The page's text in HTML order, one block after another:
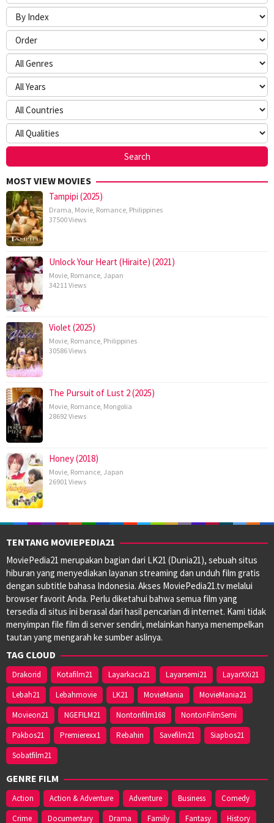
MOST VIEW MOVIES
Tampipi (2025)
Drama Movie Romance Philippines
37500 Views
Unlock Your Heart (Hiraite) (2021)
Movie Romance Japan
34211 Views
Violet (2025)
Movie Romance Philippines
30586 Views
The Pursuit of Lust 2 (2025)
Movie Romance Mongolia
28692 Views
Honey (2018)
Movie Romance Japan
26901 Views
TENTANG MOVIEPEDIA21
MoviePedia21 merupakan bagian dari LK21 (Dunia21), sebuah situs
hiburan yang menyediakan layanan streaming dan unduh film gratis
dengan subtitle bahasa Indonesia. Akses MoviePedia21.tv melalui
browser favorit Anda. Perlu diketahui bahwa semua film yang
tersedia di situs ini berasal dari hasil pencarian di internet. Kami tidak
menyimpan file film di server sendiri, melainkan hanya menempelkan
tautan yang mengarah ke sumber aslinya.
TAG CLOUD
Drakorid Kotafilm21 Layarkaca21 Layarsemi21
LayarXXi21
Lebah21
Lebahmovie LK21 MovieMania
MovieMania21
Movieon21
NGEFILM21 Nontonfilm168
NontonFilmSemi
Pakbos21
Premierexx1 Rebahin Savefilm21
Siapbos21
Sobatfilm21
GENRE FILM
Action Action & Adventure Adventure Business
Comedy
Crime
Documentary Drama Family Fantasy History